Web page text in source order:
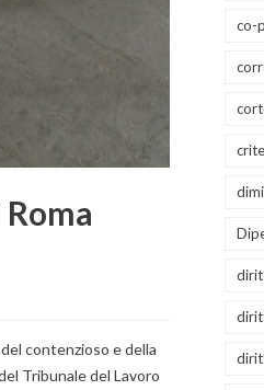
contenzioso e della
Tribunale del Lavoro
co-